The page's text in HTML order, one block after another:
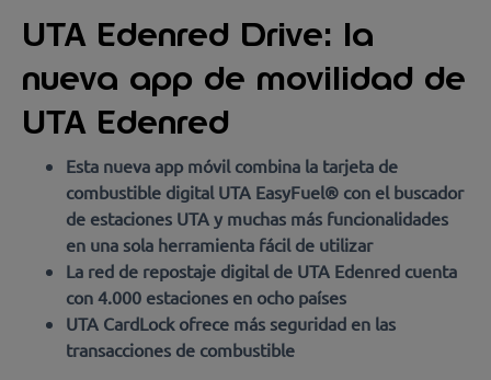
UTA Edenred Drive: la
nueva app de movilidad de
UTA Edenred
Esta nueva app móvil combina la tarjeta de
combustible digital UTA EasyFuel® con el buscador
de estaciones UTA y muchas más funcionalidades
en una sola herramienta fácil de utilizar
La red de repostaje digital de UTA Edenred cuenta
con 4.000 estaciones en ocho países
UTA CardLock ofrece más seguridad en las
transacciones de combustible